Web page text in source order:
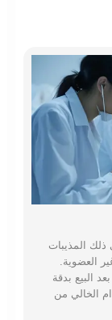
ذلك المذيبات
العضوية.
البيع بدقة
الخالي من